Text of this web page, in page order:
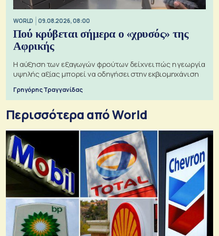
WORLD 09.08.2026, 08:00
Πού κρύβεται σήμερα ο «χρυσός» της
Αφρικής
Η αύξηση των εξαγωγών φρούτων δείχνει πώς η γεωργία
υψηλής αξίας μπορεί να οδηγήσει στην εκβιομηχάνιση
Γρηγόρης Τραγγανίδας
Περισσότερα από World